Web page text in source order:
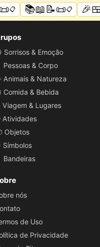
📋 📚📖📝📜📋
Sorrisos & Emoção
Pessoas & Corpo
Animais & Natureza
Comida & Bebida
& Lugares
Atividades
Objetos
Bandeiras
nós
de Uso
de Privacidade